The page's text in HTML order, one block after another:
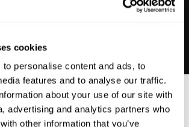
cookies
personalise content and ads, to
features and to analyse our traffic.
about your use of our site with
advertising and analytics partners who
other information that you’ve